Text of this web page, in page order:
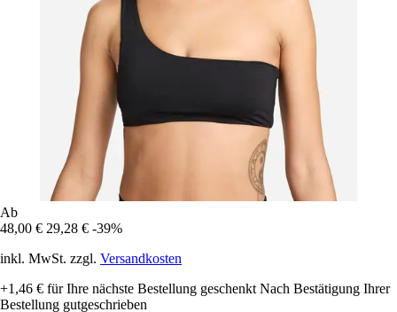
Ab
48,00 € 29,28 € -39%
inkl. MwSt. zzgl. Versandkosten
+1,46 € für Ihre nächste Bestellung geschenkt Nach Bestätigung Ihrer
Bestellung gutgeschrieben